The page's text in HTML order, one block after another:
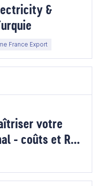
&
France Export
votre
- coûts et RSE